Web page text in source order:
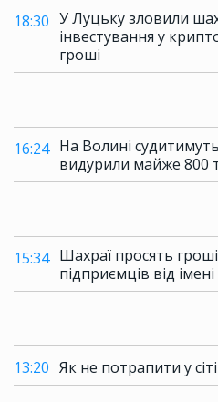
18:30 У Луцьку зловили
інвестування у
гроші
16:24 На Волині
видурили майже 800
15:34 Шахраї просять
підприємців від
13:20 Як не потрапити у